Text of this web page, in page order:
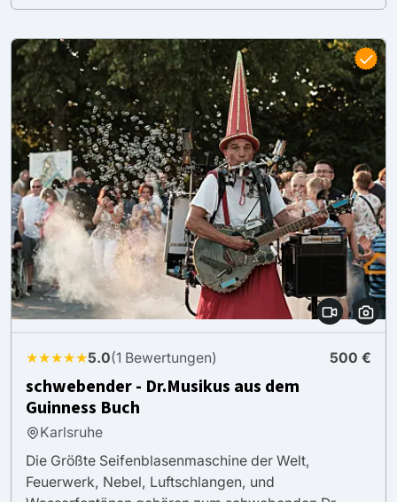
★★★★★5.0(1 Bewertungen) 500 €
schwebender - Dr.Musikus aus dem
Guinness Buch
Karlsruhe
Die Größte Seifenblasenmaschine der Welt,
Feuerwerk, Nebel, Luftschlangen, und